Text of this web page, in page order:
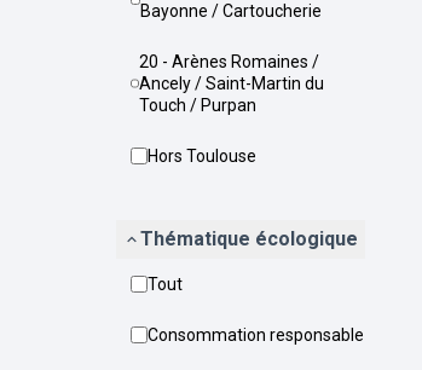
Bayonne / Cartoucherie
20 - Arènes Romaines /
Ancely / Saint-Martin du
Touch / Purpan
Hors Toulouse
Thématique écologique
Tout
Consommation responsable